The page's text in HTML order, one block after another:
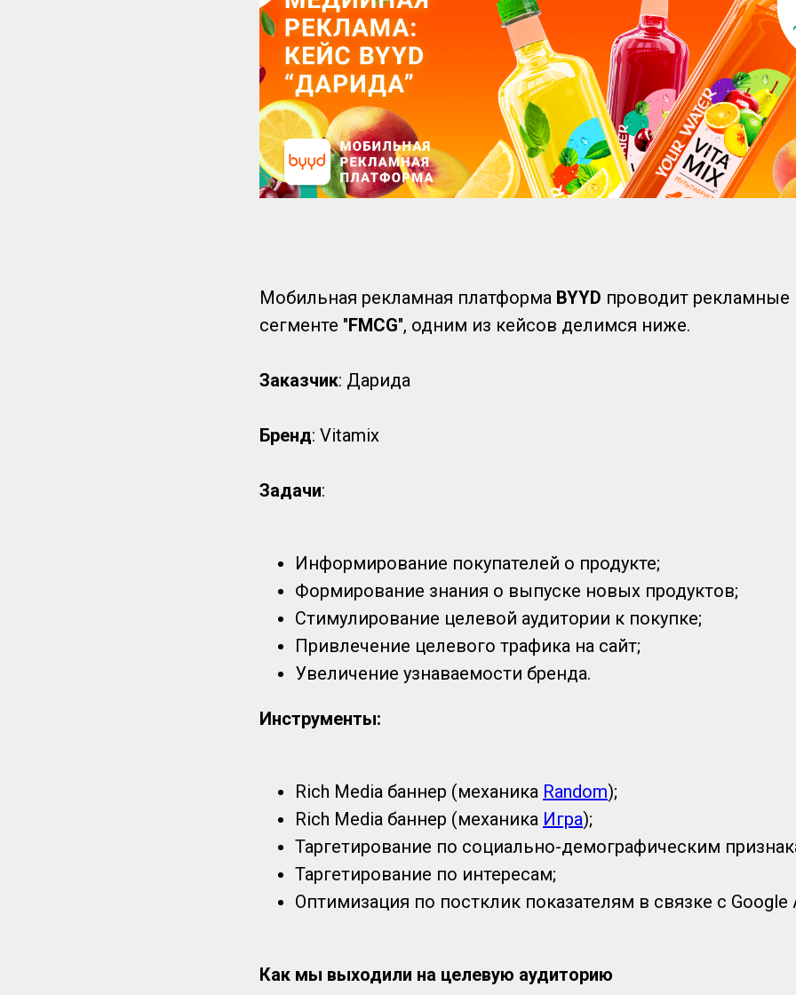
Мобильная рекламная платформа BYYD проводит рекламные
сегменте "FMCG", одним из кейсов делимся ниже.
Заказчик: Дарида
Бренд: Vitamix
Задачи:
Информирование покупателей о продукте;
Формирование знания о выпуске новых продуктов;
Стимулирование целевой аудитории к покупке;
Привлечение целевого трафика на сайт;
Увеличение узнаваемости бренда.
Инструменты:
Rich Media баннер (механика Random);
Rich Media баннер (механика Игра);
Таргетирование по социально-демографическим
Таргетирование по интересам;
Оптимизация по постклик показателям в связке с Google
Как мы выходили на целевую аудиторию